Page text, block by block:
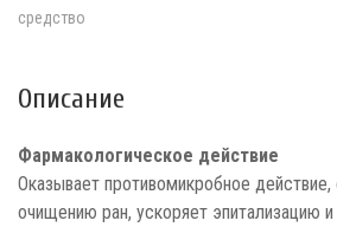
средство
Описание
Фармакологическое действие
Оказывает противомикробное действие,
очищению ран, ускоряет эпитализацию и